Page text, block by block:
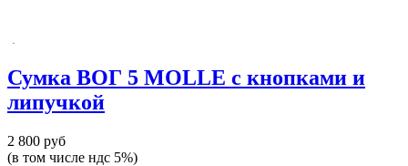
Сумка ВОГ 5 MOLLE с кнопками и
липучкой
2 800 руб
(в том числе ндс 5%)